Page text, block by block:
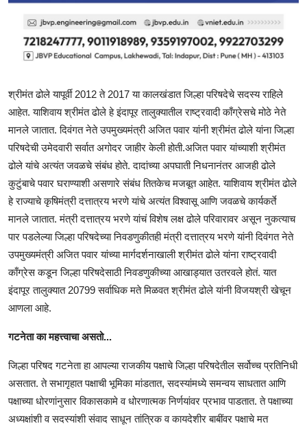
श्रीमंत ढोले यापूर्वी 2012 ते 2017 या कालखंडात जिल्हा परिषदेचे सदस्य राहिले
आहेत. याशिवाय श्रीमंत ढोले हे इंदापूर तालुक्यातील राष्ट्रवादी काँग्रेसचे मोठे नेते
मानले जातात. दिवंगत नेते उपमुख्यमंत्री अजित पवार यांनी श्रीमंत ढोले यांना जिल्हा
परिषदेची उमेदवारी सर्वात अगोदर जाहीर केली होती.अजित पवार यांच्याशी श्रीमंत
ढोले यांचे अत्यंत जवळचे संबंध होते. दादांच्या अपघाती निधनानंतर आजही ढोले
कुटुंबाचे पवार घराण्याशी असणारे संबंध तितकेच मजबूत आहेत. याशिवाय श्रीमंत ढोले
हे राज्याचे कृषिमंत्री दत्तात्रय भरणे यांचे अत्यंत विश्वासू आणि जवळचे कार्यकर्ते
मानले जातात. मंत्री दत्तात्रय भरणे यांचं विशेष लक्ष ढोले परिवारावर असून नुकत्याच
पार पडलेल्या जिल्हा परिषदेच्या निवडणुकीतही मंत्री दत्तात्रय भरणे यांनी दिवंगत नेते
उपमुख्यमंत्री अजित पवार यांच्या मार्गदर्शनाखाली श्रीमंत ढोले यांना राष्ट्रवादी
काँग्रेस कडून जिल्हा परिषदेसाठी निवडणुकीच्या आखाड्यात उतरवले होतं. यात
इंदापूर तालुक्यात 20799 सर्वाधिक मते मिळवत श्रीमंत ढोले यांनी विजयश्री खेचून
आणला आहे.
गटनेता का महत्त्वाचा असतो...
जिल्हा परिषद गटनेता हा आपल्या राजकीय पक्षाचे जिल्हा परिषदेतील सर्वोच्च प्रतिनिधी
असतात. ते सभागृहात पक्षाची भूमिका मांडतात, सदस्यांमध्ये समन्वय साधतात आणि
पक्षाच्या धोरणांनुसार विकासकामे व धोरणात्मक निर्णयांवर प्रभाव पाडतात. ते पक्षाच्या
अध्यक्षांशी व सदस्यांशी संवाद साधून तांत्रिक व कायदेशीर बाबींवर पक्षाचे मत